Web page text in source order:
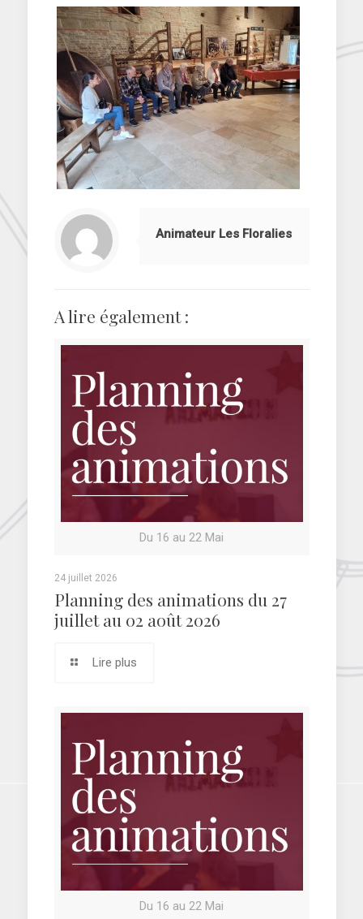
Animateur Les Floralies
A lire également :
Du 16 au 22 Mai
24 juillet 2026
Planning des animations du 27
juillet au 02 août 2026
Lire plus
Du 16 au 22 Mai